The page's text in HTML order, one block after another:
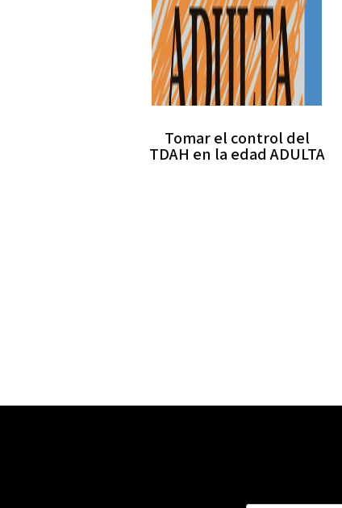
Tomar el control del
TDAH en la edad ADULTA